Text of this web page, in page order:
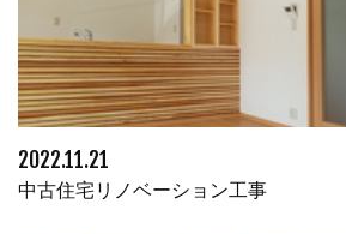
2022.11.21
中古住宅リノベーション工事